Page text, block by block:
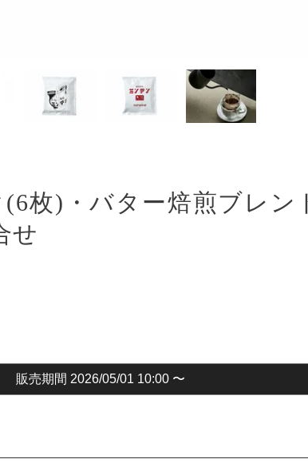
枚)・バター焙煎ブレン
せ
販売期間 2026/05/01 10:00 〜